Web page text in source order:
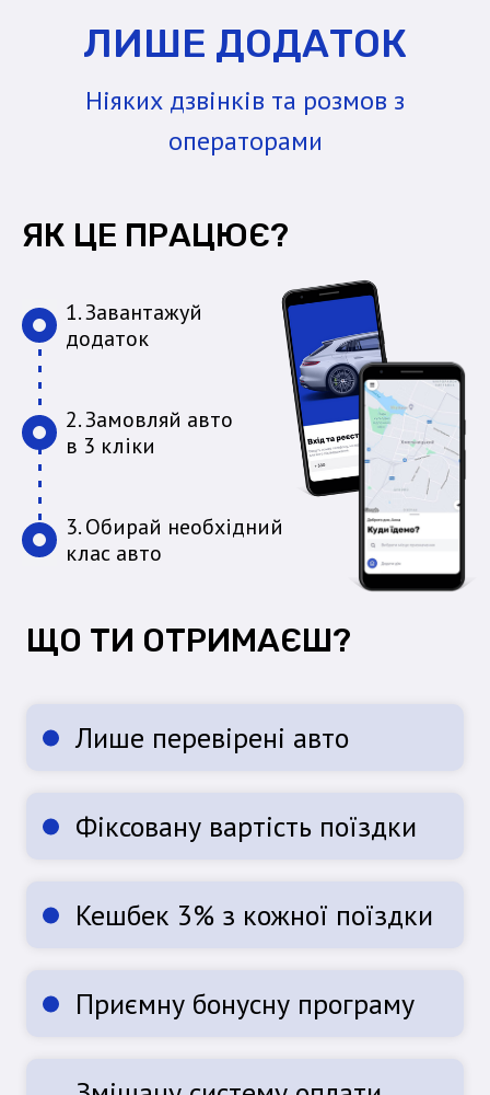
ЛИШЕ ДОДАТОК
Ніяких дзвінків та розмов з
операторами
ЯК ЦЕ ПРАЦЮЄ?
1. Завантажуй
додаток
2. Замовляй авто
в 3 кліки
3. Обирай необхідний
клас авто
ЩО ТИ ОТРИМАЄШ?
Лише перевірені авто
Фіксовану вартість поїздки
Кешбек 3% з кожної поїздки
Приємну бонусну програму